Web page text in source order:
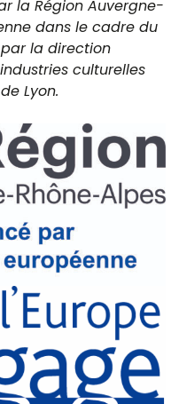
la Région Auvergne-
dans le cadre du
par la direction
culturelles
Lyon.